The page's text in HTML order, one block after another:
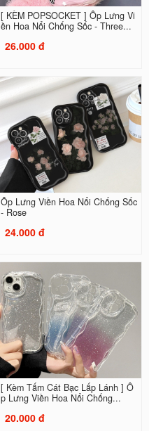
[ KÈM POPSOCKET ] Ốp Lưng Vi
ền Hoa Nổi Chống Sốc - Three...
26.000 đ
Ốp Lưng Viền Hoa Nổi Chống Sốc
- Rose
24.000 đ
[ Kèm Tấm Cát Bạc Lấp Lánh ] Ố
p Lưng Viền Hoa Nổi Chống...
20.000 đ